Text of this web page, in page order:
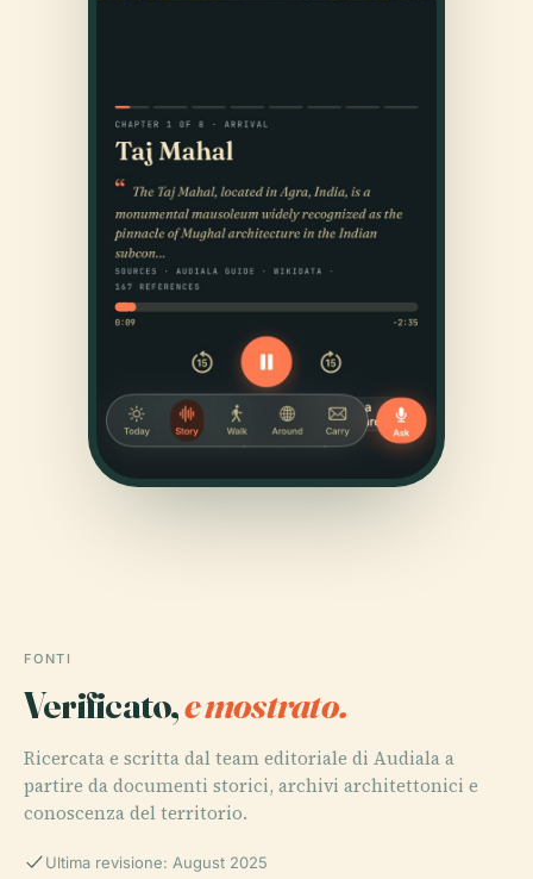
FONTI
Verificato,e mostrato.
Ricercata e scritta dal team editoriale di Audiala a
partire da documenti storici, archivi architettonici e
conoscenza del territorio.
Ultima revisione: August 2025